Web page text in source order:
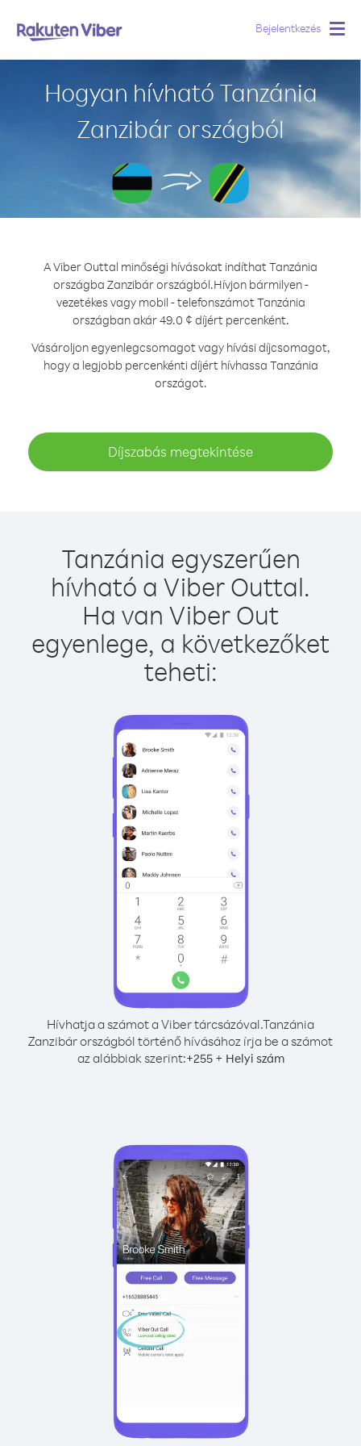
Bejelentkezés
Hogyan hívható Tanzánia
Zanzibár országból
A Viber Outtal minőségi hívásokat indíthat Tanzánia
országba Zanzibár országból.Hívjon bármilyen -
vezetékes vagy mobil - telefonszámot Tanzánia
országban akár 49.0 ¢ díjért percenként.
Vásároljon egyenlegcsomagot vagy hívási díjcsomagot,
hogy a legjobb percenkénti díjért hívhassa Tanzánia
országot.
Díjszabás megtekintése
Tanzánia egyszerűen
hívható a Viber Outtal.
Ha van Viber Out
egyenlege, a következőket
teheti:
Hívhatja a számot a Viber tárcsázóval.Tanzánia
Zanzibár országból történő hívásához írja be a számot
az alábbiak szerint:+255+ Helyi szám